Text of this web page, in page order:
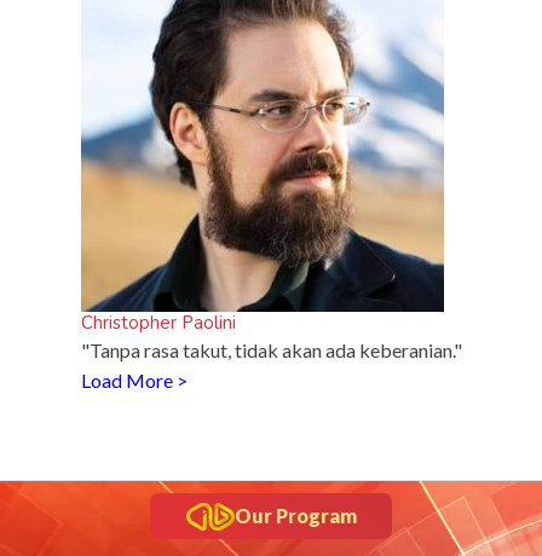
Christopher Paolini
"Tanpa rasa takut, tidak akan ada keberanian."
Load More >
Our Program